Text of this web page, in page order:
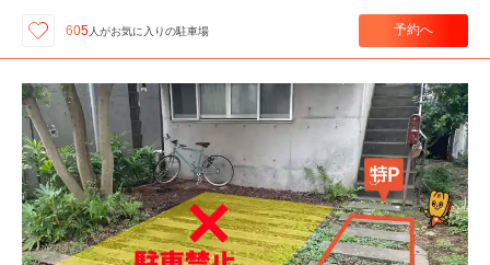
605 人がお気に入りの駐車場 予約へ